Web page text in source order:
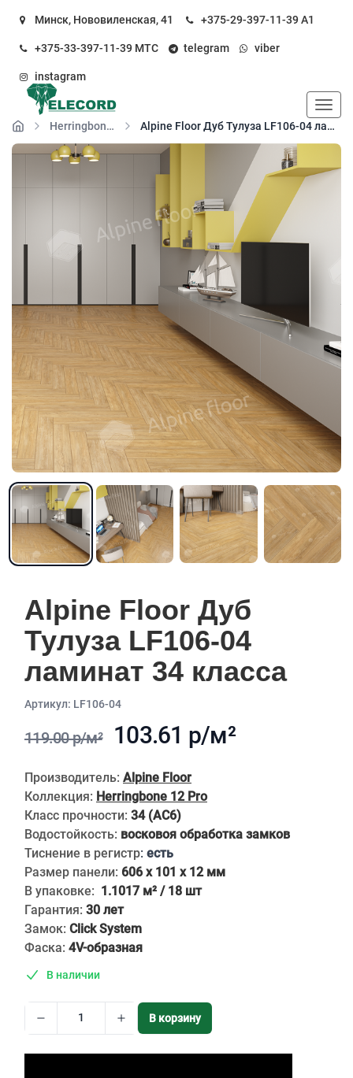
Минск, Нововиленская, 41 +375-29-397-11-39А1
+375-33-397-11-39 МТС telegram viber
instagram
Herringbone 12 Pro
Alpine Floor Дуб Тулуза LF106-04 ламинат 34 класса
Alpine Floor Дуб
Тулуза LF106-04
ламинат 34 класса
Aртикул: LF106-04
119.00 р/м² 103.61 р/м²
Описание
Производитель: Alpine Floor
Коллекция: Herringbone 12 Pro
Класс прочности: 34 (АС6)
Водостойкость: восковоя обработка замков
Тиснение в регистр: есть
Размер панели: 606 x 101 x 12 мм
В упаковке: 1.1017 м² / 18 шт
Гарантия: 30 лет
Замок: Click System
Фаска: 4V-образная
В наличии
В корзину